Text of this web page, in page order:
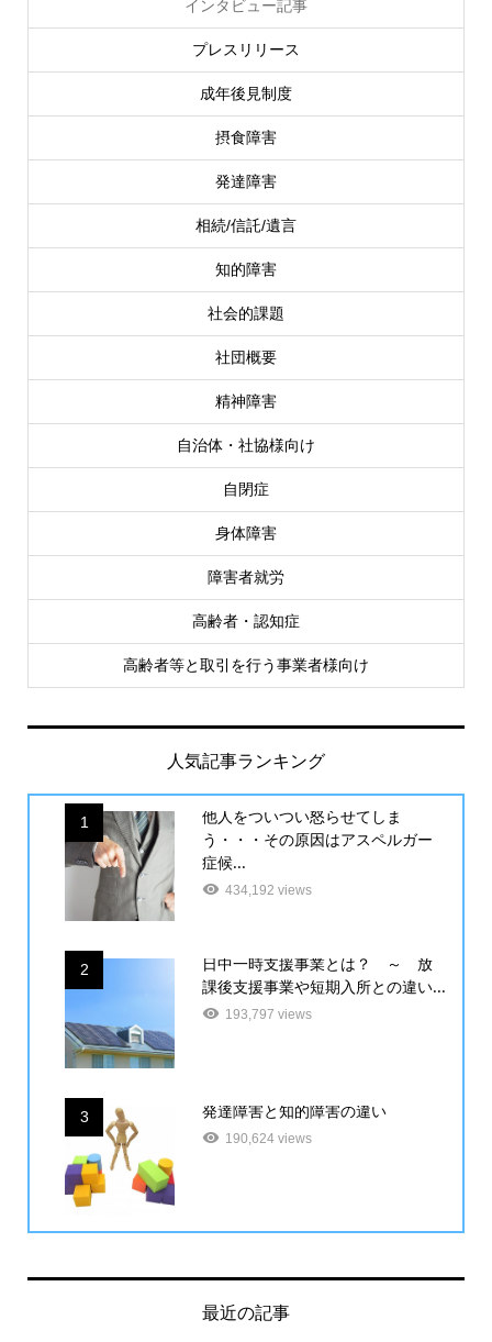
インタビュー記事
プレスリリース
成年後見制度
摂食障害
発達障害
相続/信託/遺言
知的障害
社会的課題
社団概要
精神障害
自治体・社協様向け
自閉症
身体障害
障害者就労
高齢者・認知症
高齢者等と取引を行う事業者様向け
人気記事ランキング
1
他人をついつい怒らせてしま
う・・・その原因はアスペルガー
症候...
434,192 views
2
日中一時支援事業とは？ ～ 放
課後支援事業や短期入所との違い...
193,797 views
3 発達障害と知的障害の違い
190,624 views
最近の記事